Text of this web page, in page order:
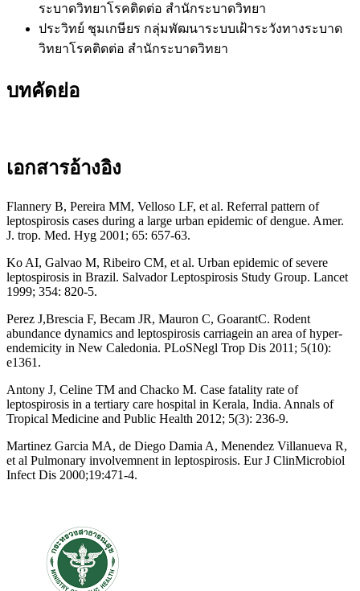
ระบาดวิทยาโรคติดต่อ สำนักระบาดวิทยา
ประวิทย์ ชุมเกษียร กลุ่มพัฒนาระบบเฝ้าระวังทางระบาด
วิทยาโรคติดต่อ สำนักระบาดวิทยา
บทคัดย่อ
เอกสารอ้างอิง
Flannery B, Pereira MM, Velloso LF, et al. Referral pattern of
leptospirosis cases during a large urban epidemic of dengue. Amer.
J. trop. Med. Hyg 2001; 65: 657-63.
Ko AI, Galvao M, Ribeiro CM, et al. Urban epidemic of severe
leptospirosis in Brazil. Salvador Leptospirosis Study Group. Lancet
1999; 354: 820-5.
Perez J,Brescia F, Becam JR, Mauron C, GoarantC. Rodent
abundance dynamics and leptospirosis carriagein an area of hyper-
endemicity in New Caledonia. PLoSNegl Trop Dis 2011; 5(10):
e1361.
Antony J, Celine TM and Chacko M. Case fatality rate of
leptospirosis in a tertiary care hospital in Kerala, India. Annals of
Tropical Medicine and Public Health 2012; 5(3): 236-9.
Martinez Garcia MA, de Diego Damia A, Menendez Villanueva R,
et al Pulmonary involvemnent in leptospirosis. Eur J ClinMicrobiol
Infect Dis 2000;19:471-4.